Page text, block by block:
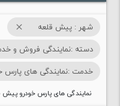
شهر : پیش قلعه close
دسته :نمایندگی فروش و
خدمت :نمایندگی های پارس
نمایندگی های پارس خودرو پیش